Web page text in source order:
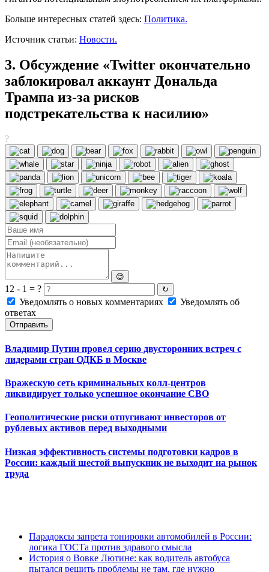
Больше интересных статей здесь: Политика.
Источник статьи: Новости.
3. Обсуждение «Twitter окончательно
заблокировал аккаунт Дональда
Трампа из-за рисков
подстрекательства к насилию»
?
😊
12 - 1 = ? ↻
Уведомлять о новых комментариях
Уведомлять об
ответах
Отправить
Владимир Путин провел серию двусторонних встреч с
лидерами стран ОДКБ в Москве
Вражескую сеть криминальных колл-центров
ликвидирует только успешное окончание СВО
Геополитические риски отпугивают инвесторов от
рублевых активов перед выходными
Низкая эффективность системы подготовки кадров в
России: каждый шестой выпускник не выходит на рынок
труда
Парадоксы запрета тонировки автомобилей в России:
логика ГОСТа против здравого смысла
История о Вовке Лютине: как водитель автобуса
пытался решить проблемы не там, где нужно